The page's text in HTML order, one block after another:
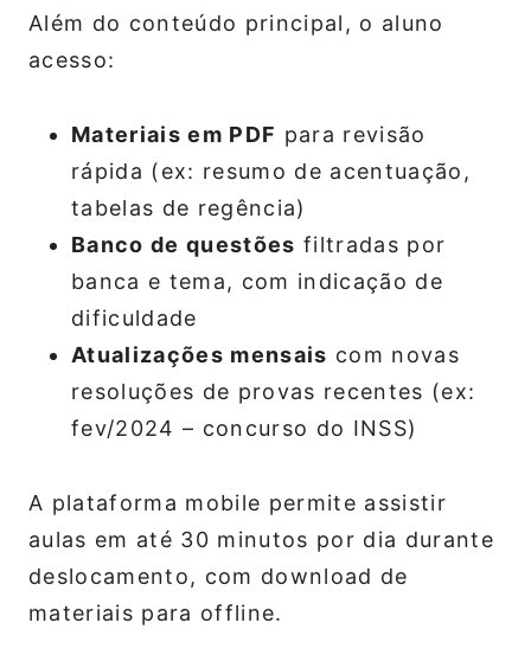
Além do conteúdo principal, o aluno
acesso:
Materiais em PDF para revisão
rápida (ex: resumo de acentuação,
tabelas de regência)
Banco de questões filtradas por
banca e tema, com indicação de
dificuldade
Atualizações mensais com novas
resoluções de provas recentes (ex:
fev/2024 – concurso do INSS)
A plataforma mobile permite assistir
aulas em até 30 minutos por dia durante
deslocamento, com download de
materiais para offline.